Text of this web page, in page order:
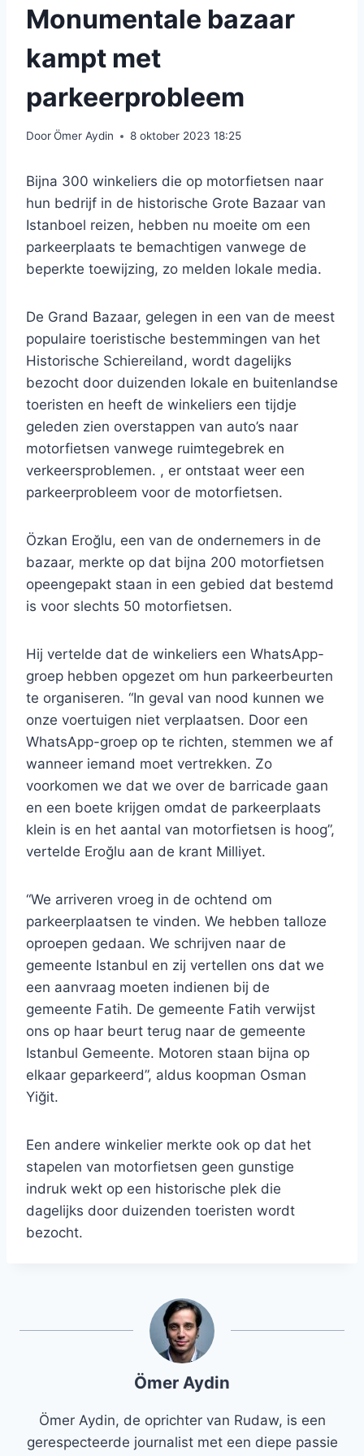
Monumentale bazaar
kampt met
parkeerprobleem
DoorÖmer Aydin 8 oktober 2023 18:25
Bijna 300 winkeliers die op motorfietsen naar
hun bedrijf in de historische Grote Bazaar van
Istanboel reizen, hebben nu moeite om een ​​
parkeerplaats te bemachtigen vanwege de
beperkte toewijzing, zo melden lokale media.
De Grand Bazaar, gelegen in een van de meest
populaire toeristische bestemmingen van het
Historische Schiereiland, wordt dagelijks
bezocht door duizenden lokale en buitenlandse
toeristen en heeft de winkeliers een tijdje
geleden zien overstappen van auto’s naar
motorfietsen vanwege ruimtegebrek en
verkeersproblemen. , er ontstaat weer een
parkeerprobleem voor de motorfietsen.
Özkan Eroğlu, een van de ondernemers in de
bazaar, merkte op dat bijna 200 motorfietsen
opeengepakt staan ​​in een gebied dat bestemd
is voor slechts 50 motorfietsen.
Hij vertelde dat de winkeliers een WhatsApp-
groep hebben opgezet om hun parkeerbeurten
te organiseren. “In geval van nood kunnen we
onze voertuigen niet verplaatsen. Door een
WhatsApp-groep op te richten, stemmen we af
wanneer iemand moet vertrekken. Zo
voorkomen we dat we over de barricade gaan
en een boete krijgen omdat de parkeerplaats
klein is en het aantal van motorfietsen is hoog”,
vertelde Eroğlu aan de krant Milliyet.
“We arriveren vroeg in de ochtend om
parkeerplaatsen te vinden. We hebben talloze
oproepen gedaan. We schrijven naar de
gemeente Istanbul en zij vertellen ons dat we
een aanvraag moeten indienen bij de
gemeente Fatih. De gemeente Fatih verwijst
ons op haar beurt terug naar de gemeente
Istanbul Gemeente. Motoren staan ​​bijna op
elkaar geparkeerd”, aldus koopman Osman
Yiğit.
Een andere winkelier merkte ook op dat het
stapelen van motorfietsen geen gunstige
indruk wekt op een historische plek die
dagelijks door duizenden toeristen wordt
bezocht.
Ömer Aydin
Ömer Aydin, de oprichter van Rudaw, is een
gerespecteerde journalist met een diepe passie